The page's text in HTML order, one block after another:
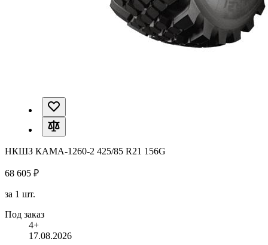
НКШЗ КАМА-1260-2 425/85 R21 156G
68 605 ₽
за 1 шт.
Под заказ
4+
17.08.2026